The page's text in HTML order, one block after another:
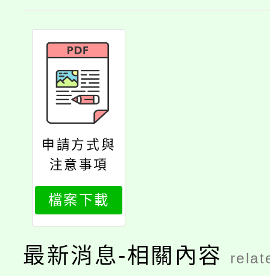
申請方式與
注意事項
檔案下載
最新消息-相關內容